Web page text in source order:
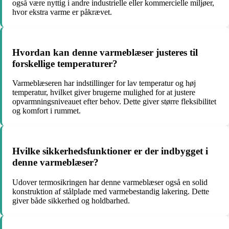
også være nyttig i andre industrielle eller kommercielle miljøer,
hvor ekstra varme er påkrævet.
Hvordan kan denne varmeblæser justeres til
forskellige temperaturer?
Varmeblæseren har indstillinger for lav temperatur og høj
temperatur, hvilket giver brugerne mulighed for at justere
opvarmningsniveauet efter behov. Dette giver større fleksibilitet
og komfort i rummet.
Hvilke sikkerhedsfunktioner er der indbygget i
denne varmeblæser?
Udover termosikringen har denne varmeblæser også en solid
konstruktion af stålplade med varmebestandig lakering. Dette
giver både sikkerhed og holdbarhed.